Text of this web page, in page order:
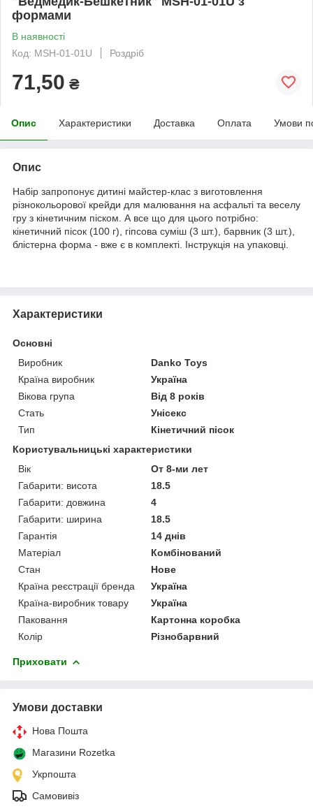
формами
В наявності
Код: MSH-01-01U
Роздріб
71,50 ₴
Опис Характеристики Доставка Оплата Умови
Опис
Набір запропонує дитині майстер-клас з виготовлення
різнокольорової крейди для малювання на асфальті та веселу
гру з кінетичним піском. А все що для цього потрібно:
кінетичний пісок (100 г), гіпсова суміш (3 шт.), барвник (3 шт.),
блістерна форма - вже є в комплекті. Інструкція на упаковці.
Характеристики
Основні
Виробник
Danko Toys
Країна виробник
Україна
Вікова група
Від 8 років
Стать
Унісекс
Тип
Кінетичний пісок
Користувальницькі характеристики
Вік
От 8-ми лет
Габарити: висота
18.5
Габарити: довжина
4
Габарити: ширина
18.5
Гарантія
14 днів
Матеріал
Комбінований
Стан
Нове
Країна реєстрації бренда
Україна
Країна-виробник товару
Україна
Паковання
Картонна коробка
Колір
Різнобарвний
Приховати
Умови доставки
Нова Пошта
Магазини Rozetka
Укрпошта
Самовивіз